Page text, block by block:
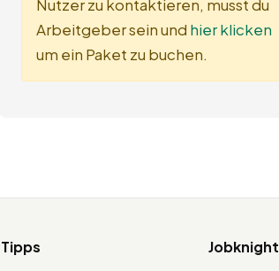
Nutzer zu kontaktieren, musst du
Arbeitgeber sein und hier klicken
um ein Paket zu buchen.
Tipps Jobknight